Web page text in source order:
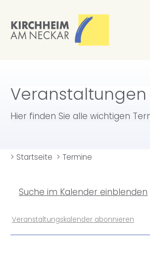
Veranstaltungen
Hier finden Sie alle wichtigen
> Startseite > Termine
Suche im Kalender einblenden
Veranstaltungskalender abonnieren